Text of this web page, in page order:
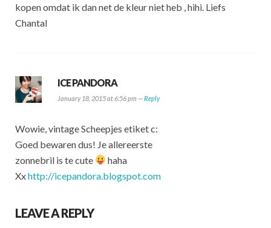
kopen omdat ik dan net de kleur niet heb , hihi. Liefs
Chantal
ICE PANDORA
January 18, 2015 at 6:56 pm —Reply
Wowie, vintage Scheepjes etiket c:
Goed bewaren dus! Je allereerste
zonnebril is te cute
haha
Xxhttp://icepandora.blogspot.com
LEAVE A REPLY